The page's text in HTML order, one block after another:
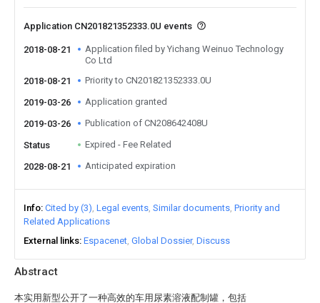
Abstract
本实用新型公开了一种高效的车用尿素溶液配制罐，包括
Application CN201821352333.0U events
2018-08-21
Application filed by Yichang Weinuo Technology
Co Ltd
2018-08-21
Priority to CN201821352333.0U
2019-03-26 Application granted
2019-03-26 Publication of CN208642408U
Status Expired - Fee Related
2028-08-21 Anticipated expiration
Info Cited by (3) Legal events Similar documents Priority and
Related Applications
External links Espacenet Global Dossier Discuss